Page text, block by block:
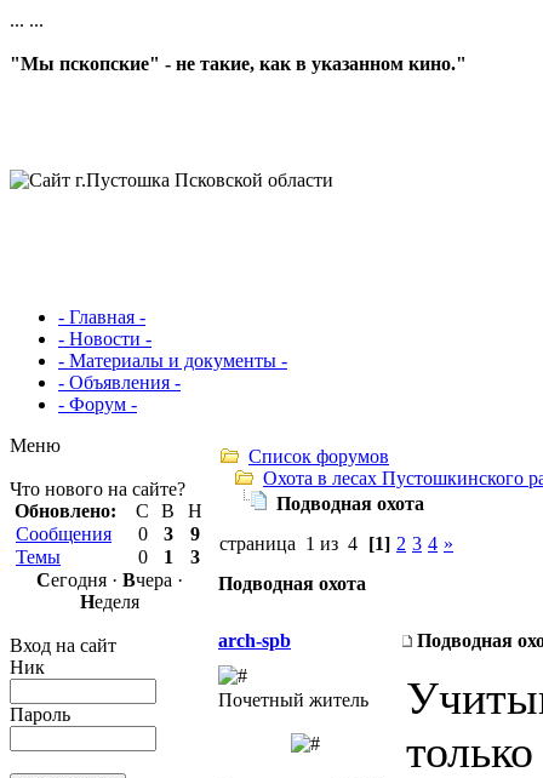
... ...
"Мы пскопские" - не такие, как в указанном кино."
- Главная -
- Новости -
- Материалы и документы -
- Объявления -
- Форум -
Меню
Что нового на сайте?
Обновлено:
С В
Н
Сообщения
0 3
9
Темы
0 1
3
Сегодня · Вчера ·
Неделя
Вход на сайт
Ник
Пароль
Список форумов
Охота в лесах Пустошкинского
Подводная охота
страница 1 из 4 [1] 2 3 4 »
Подводная охота
arch-spb Подводная
Почетный житель